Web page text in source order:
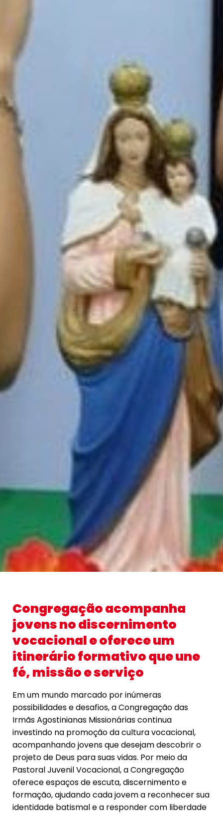
Congregação acompanha
jovens no discernimento
vocacional e oferece um
itinerário formativo que une
fé, missão e serviço
Em um mundo marcado por inúmeras
possibilidades e desafios, a Congregação das
Irmãs Agostinianas Missionárias continua
investindo na promoção da cultura vocacional,
acompanhando jovens que desejam descobrir o
projeto de Deus para suas vidas. Por meio da
Pastoral Juvenil Vocacional, a Congregação
oferece espaços de escuta, discernimento e
formação, ajudando cada jovem a reconhecer sua
identidade batismal e a responder com liberdade